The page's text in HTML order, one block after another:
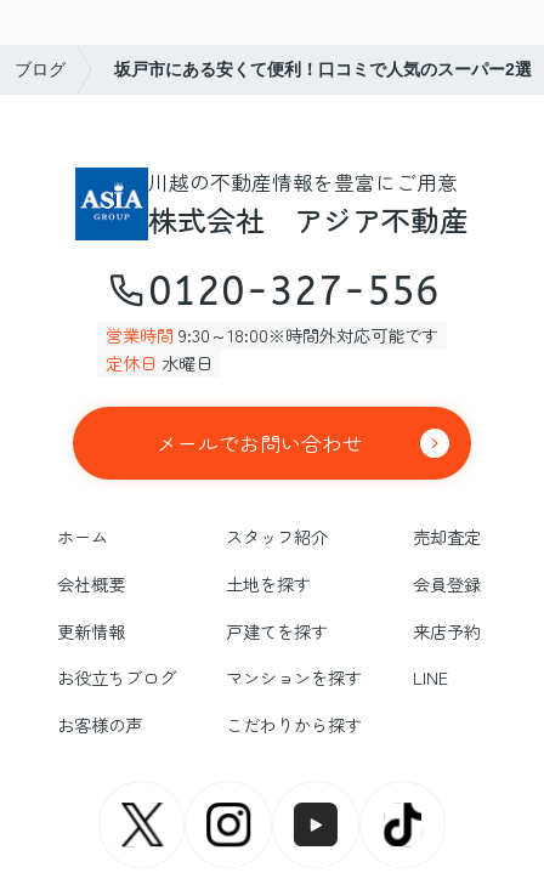
ブログ 坂戸市にある安くて便利！口コミで人気のスーパー2選
川越の不動産情報を豊富にご用意
株式会社 アジア不動産
0120-327-556
営業時間 9:30～18:00※時間外対応可能です
定休日 水曜日
メールでお問い合わせ
ホーム スタッフ紹介
売却査定
会社概要
土地を探す
会員登録
更新情報
戸建てを探す
来店予約
お役立ちブログ
マンションを探す
LINE
お客様の声
こだわりから探す